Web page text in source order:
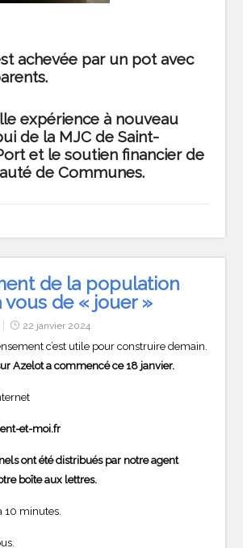
achevée par un pot avec
expérience à nouveau
de la MJC de Saint-
et le soutien financier de
de Communes.
de la population
vous de « jouer »
22 janvier 2024
c’est utile pour construire demain.
Azelot a commencé ce 18 janvier.
et-moi.fr
ont été distribués par notre agent
boîte aux lettres.
10 minutes.